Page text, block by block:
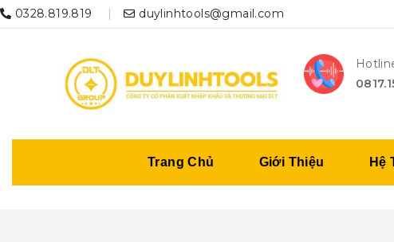
0328.819.819 duylinhtools@gmail.com
Trang Chủ Giới Thiệu Hệ